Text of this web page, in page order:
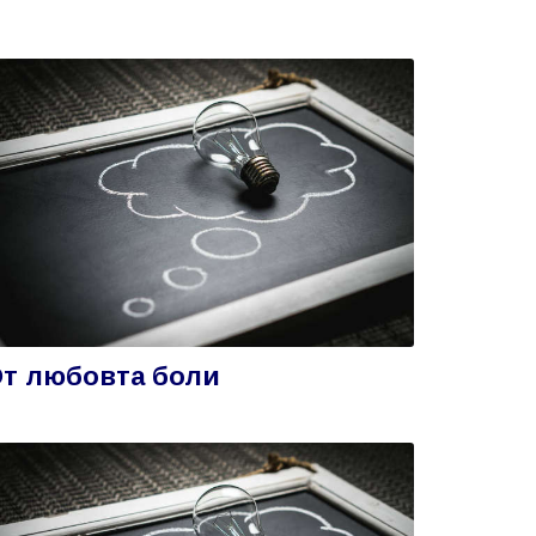
любовта боли